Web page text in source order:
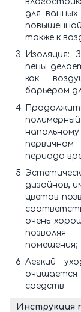
для
также к
Изоляция:
пены
как
барьером
периода
дизайнов,
цветов
очень
помещения;
Легкий
очищается
средств.
Инструкция